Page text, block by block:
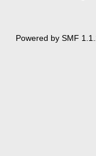
Powered by SMF